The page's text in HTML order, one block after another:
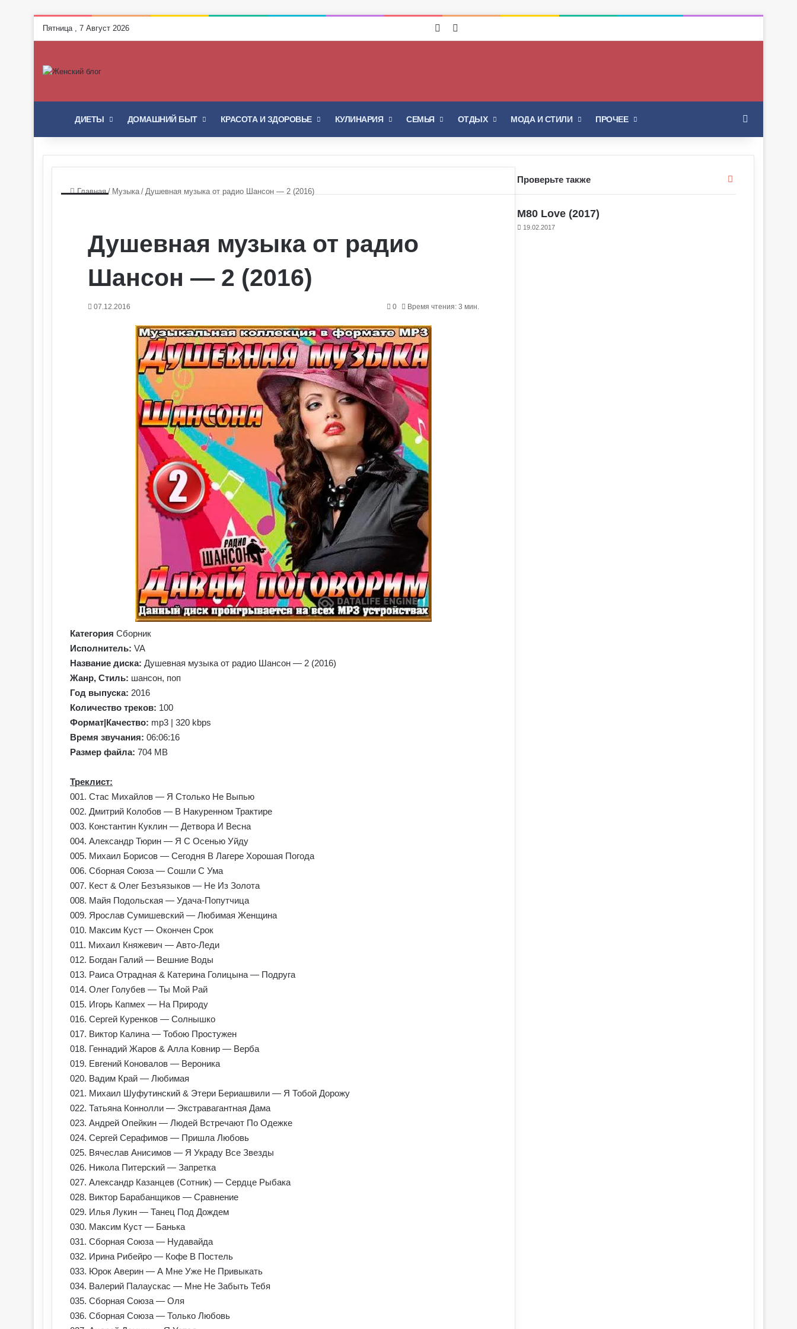
Пятница , 7 Август 2026 Войти
ГЛАВНАЯ
ДИЕТЫ ДОМАШНИЙ БЫТ КРАСОТА И ЗДОРОВЬЕ КУЛИНАРИЯ СЕМЬЯ ОТДЫХ МОДА И СТИЛИ ПРОЧЕЕ
Главная / Музыка / Душевная музыка от радио Шансон — 2 (2016)
Душевная музыка от радио
Шансон — 2 (2016)
07.12.2016 0 Время чтения: 3 мин.
Категория Сборник
Исполнитель: VA
Название диска: Душевная музыка от радио Шансон — 2 (2016)
Жанр, Стиль: шансон, поп
Год выпуска: 2016
Количество треков: 100
Формат|Качество: mp3 | 320 kbps
Время звучания: 06:06:16
Размер файла: 704 MB
Треклист:
001. Стас Михайлов — Я Столько Не Выпью
002. Дмитрий Колобов — В Накуренном Трактире
003. Константин Куклин — Детвора И Весна
004. Александр Тюрин — Я С Осенью Уйду
005. Михаил Борисов — Сегодня В Лагере Хорошая Погода
006. Сборная Союза — Сошли С Ума
007. Кест & Олег Безъязыков — Не Из Золота
008. Майя Подольская — Удача-Попутчица
009. Ярослав Сумишевский — Любимая Женщина
010. Максим Куст — Окончен Срок
011. Михаил Княжевич — Авто-Леди
012. Богдан Галий — Вешние Воды
013. Раиса Отрадная & Катерина Голицына — Подруга
014. Олег Голубев — Ты Мой Рай
015. Игорь Капмех — На Природу
016. Сергей Куренков — Солнышко
017. Виктор Калина — Тобою Простужен
018. Геннадий Жаров & Алла Ковнир — Верба
019. Евгений Коновалов — Вероника
020. Вадим Край — Любимая
021. Михаил Шуфутинский & Этери Бериашвили — Я Тобой Дорожу
022. Татьяна Коннолли — Экстравагантная Дама
023. Андрей Опейкин — Людей Встречают По Одежке
024. Сергей Серафимов — Пришла Любовь
025. Вячеслав Анисимов — Я Украду Все Звезды
026. Никола Питерский — Запретка
027. Александр Казанцев (Сотник) — Сердце Рыбака
028. Виктор Барабанщиков — Сравнение
029. Илья Лукин — Танец Под Дождем
030. Максим Куст — Банька
031. Сборная Союза — Нудавайда
032. Ирина Рибейро — Кофе В Постель
033. Юрок Аверин — А Мне Уже Не Привыкать
034. Валерий Палаускас — Мне Не Забыть Тебя
035. Сборная Союза — Оля
036. Сборная Союза — Только Любовь
Проверьте также Закрыть
M80 Love (2017)
19.02.2017